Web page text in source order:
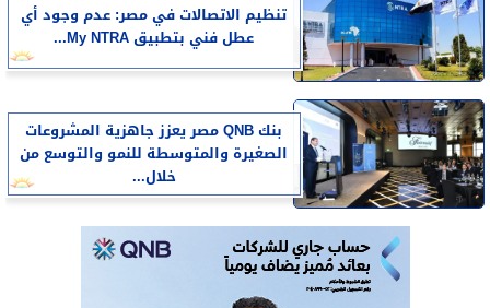
تنظيم الاتصالات في مصر: عدم وجود أي
عطل فني بتطبيق My NTRA...
بنك QNB مصر يعزز جاهزية المشروعات
الصغيرة والمتوسطة للنمو والتوسع من
خلال...